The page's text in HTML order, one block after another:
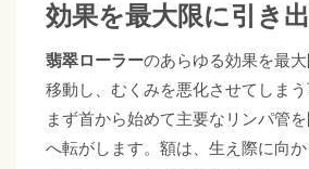
効果を最大限に引き
翡翠ローラーのあらゆる効果を最
移動し、むくみを悪化させてしまう
まず首から始めて主要なリンパ管
へ転がします。額は、生え際に向か